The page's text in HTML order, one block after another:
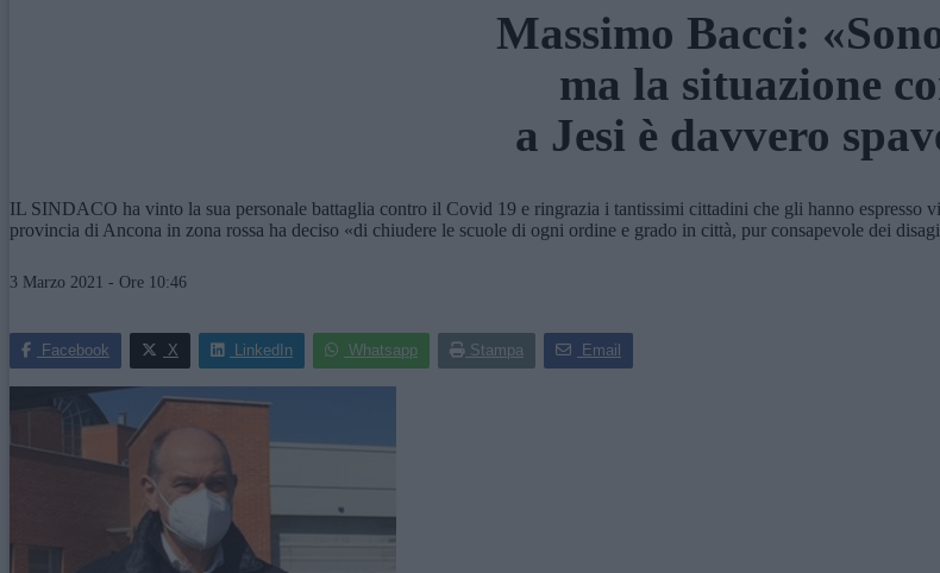
Massimo Bacci:
ma la situazione
a Jesi è davvero
IL SINDACO ha vinto la sua personale battaglia contro il Covid 19 e ringrazia i tantissimi cittadini che gli hanno espresso
provincia di Ancona in zona rossa ha deciso «di chiudere le scuole di ogni ordine e grado in città, pur consapevole dei
3 Marzo 2021 - Ore 10:46
Facebook X LinkedIn Whatsapp Stampa Email